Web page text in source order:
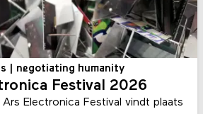
| negotiating humanity
Festival 2026